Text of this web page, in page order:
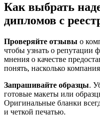
Как выбрать
дипломов с
Проверяйте отзывы о
чтобы узнать о
мнения о качестве
понять, насколько
Запрашивайте образцы.
готовые макеты или
Оригинальные бланки
и четкой печатью.